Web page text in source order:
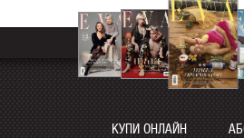
КУПИ ОНЛАЙН